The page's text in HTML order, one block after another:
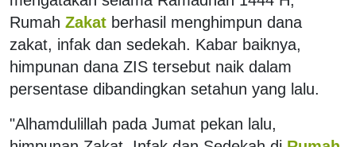
Rumah Zakat berhasil menghimpun dana
zakat, infak dan sedekah. Kabar baiknya,
himpunan dana ZIS tersebut naik dalam
persentase dibandingkan setahun yang lalu.
"Alhamdulillah pada Jumat pekan lalu,